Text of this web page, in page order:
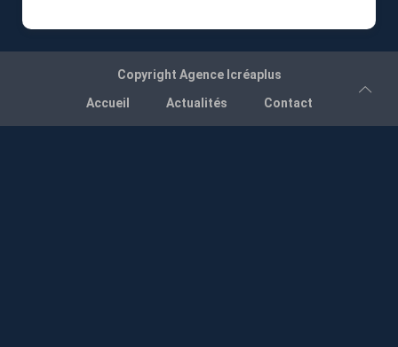
Copyright Agence Icréaplus
Accueil
Actualités Contact